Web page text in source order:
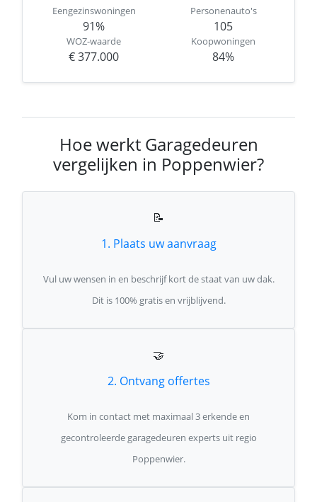
Eengezinswoningen
91%
Personenauto's
105
WOZ-waarde
€ 377.000
Koopwoningen
84%
Hoe werkt Garagedeuren
vergelijken in Poppenwier?
📝
1. Plaats uw aanvraag
Vul uw wensen in en beschrijf kort de staat van uw dak.
Dit is 100% gratis en vrijblijvend.
🤝
2. Ontvang offertes
Kom in contact met maximaal 3 erkende en
gecontroleerde garagedeuren experts uit regio
Poppenwier.